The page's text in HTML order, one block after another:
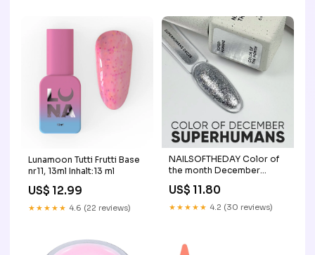
Lunamoon Tutti Frutti Base
nr11, 13ml Inhalt:13 ml
US$ 12.99
★★★★★ 4.6 (22 reviews)
NAILSOFTHEDAY Color of
the month December
Dreamy
US$ 11.80
★★★★★ 4.2 (30 reviews)